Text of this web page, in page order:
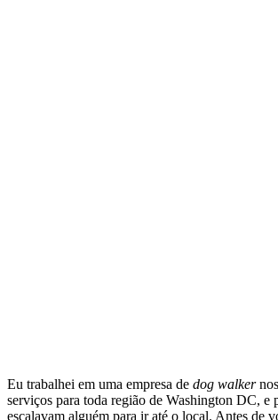
Eu trabalhei em uma empresa de dog walker
serviços para toda região de Washington DC, e
escalavam alguém para ir até o local. Antes de